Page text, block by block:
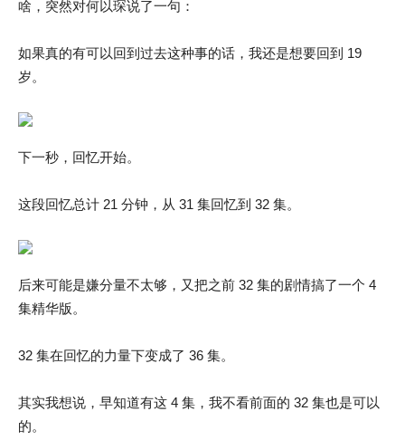
啥，突然对何以琛说了一句：
如果真的有可以回到过去这种事的话，我还是想要回到 19
岁。
下一秒，回忆开始。
这段回忆总计 21 分钟，从 31 集回忆到 32 集。
后来可能是嫌分量不太够，又把之前 32 集的剧情搞了一个 4
集精华版。
32 集在回忆的力量下变成了 36 集。
其实我想说，早知道有这 4 集，我不看前面的 32 集也是可以
的。